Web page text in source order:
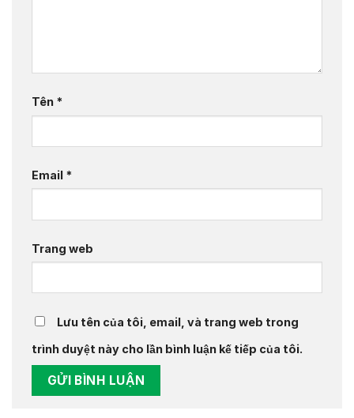
Tên *
Email *
Trang web
Lưu tên của tôi, email, và trang web trong
trình duyệt này cho lần bình luận kế tiếp của tôi.